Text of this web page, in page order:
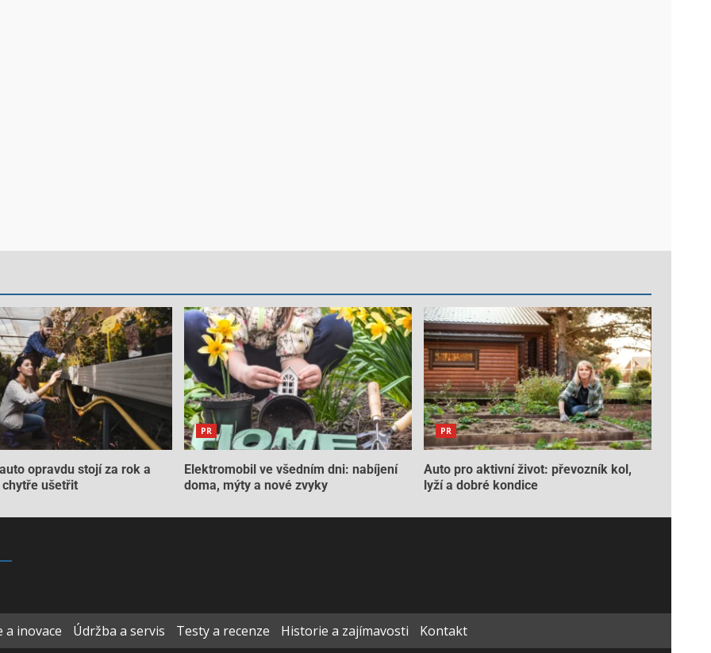
opravdu stojí za rok a
chytře ušetřit
PR
Elektromobil ve všedním dni: nabíjení
doma, mýty a nové zvyky
PR
Auto pro aktivní život: převozník kol,
lyží a dobré kondice
a inovace Údržba a servis Testy a recenze Historie a zajímavosti Kontakt